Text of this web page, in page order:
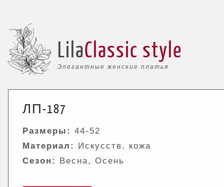
Элегантные женские платья
LilaClassic style
ЛП-187
Размеры: 44-52
Материал:
Искусств. кожа
Сезон:
Весна, Осень